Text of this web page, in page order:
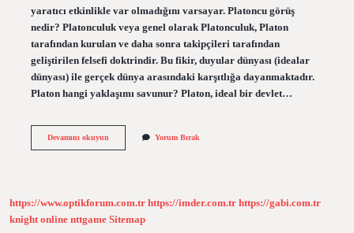
yaratıcı etkinlikle var olmadığını varsayar. Platoncu görüş
nedir? Platonculuk veya genel olarak Platonculuk, Platon
tarafından kurulan ve daha sonra takipçileri tarafından
geliştirilen felsefi doktrindir. Bu fikir, duyular dünyası (idealar
dünyası) ile gerçek dünya arasındaki karşıtlığa dayanmaktadır.
Platon hangi yaklaşımı savunur? Platon, ideal bir devlet…
Devamını okuyunPlatoncu
Yorum Bırak
https://www.optikforum.com.tr https://imder.com.tr https://gabi.com.tr
knight online nttgame Sitemap